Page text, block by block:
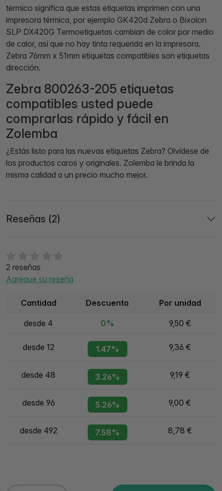
2 reseñas
Agregue su reseña
Cantidad Descuento Por unidad
desde 4 0% 9,50 €
desde 12 1.47% 9,36 €
desde 48 3.26% 9,19 €
desde 96 5.26% 9,00 €
desde 492 7.58% 8,78 €
térmico significa que estas etiquetas imprimen con una
impresora térmica, por ejemplo GK420d Zebra o Bixolon
SLP DX420G Termoetiquetas cambian de color por medio
de calor, así que no hay tinta requerida en la impresora.
Zebra 76mm x 51mm etiquetas compatibles son etiquetas
dirección.
Zebra 800263-205 etiquetas
compatibles usted puede
comprarlas rápido y fácil en
Zolemba
¿Estás listo para las nuevas etiquetas Zebra? Olvídese de
los productos caros y originales. Zolemba le brinda la
misma calidad a un precio mucho mejor.
Reseñas (2)